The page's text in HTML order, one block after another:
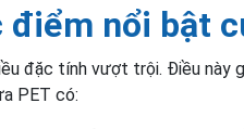
điểm nổi bật
đặc tính vượt trội. Điều này
PET có: